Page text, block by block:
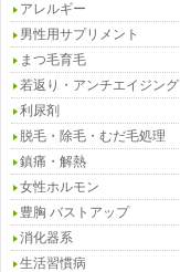
アレルギー
男性用サプリメント
まつ毛育毛
若返り・アンチエイジング
利尿剤
脱毛・除毛・むだ毛処理
鎮痛・解熱
女性ホルモン
豊胸 バストアップ
消化器系
生活習慣病